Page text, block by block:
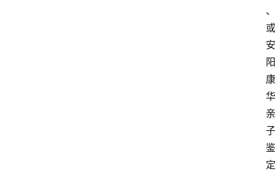
、
或
安
阳
康
华
亲
子
鉴
定